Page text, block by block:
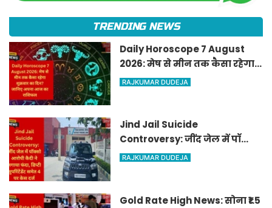
TRENDING NEWS
Daily Horoscope 7 August
2026: मेष से मीन तक कैसा रहेगा
शुक्रवार का दिन? जानिए अपना
RAJKUMAR DUDEJA
Jind Jail Suicide
Controversy: जींद जेल में पॉक्सो
आरोपी कैदी ने लगाया फंदा, डिप्टी
RAJKUMAR DUDEJA
Gold Rate High News: सोना ₹1.5